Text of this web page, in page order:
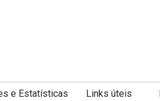
e Estatísticas Links úteis